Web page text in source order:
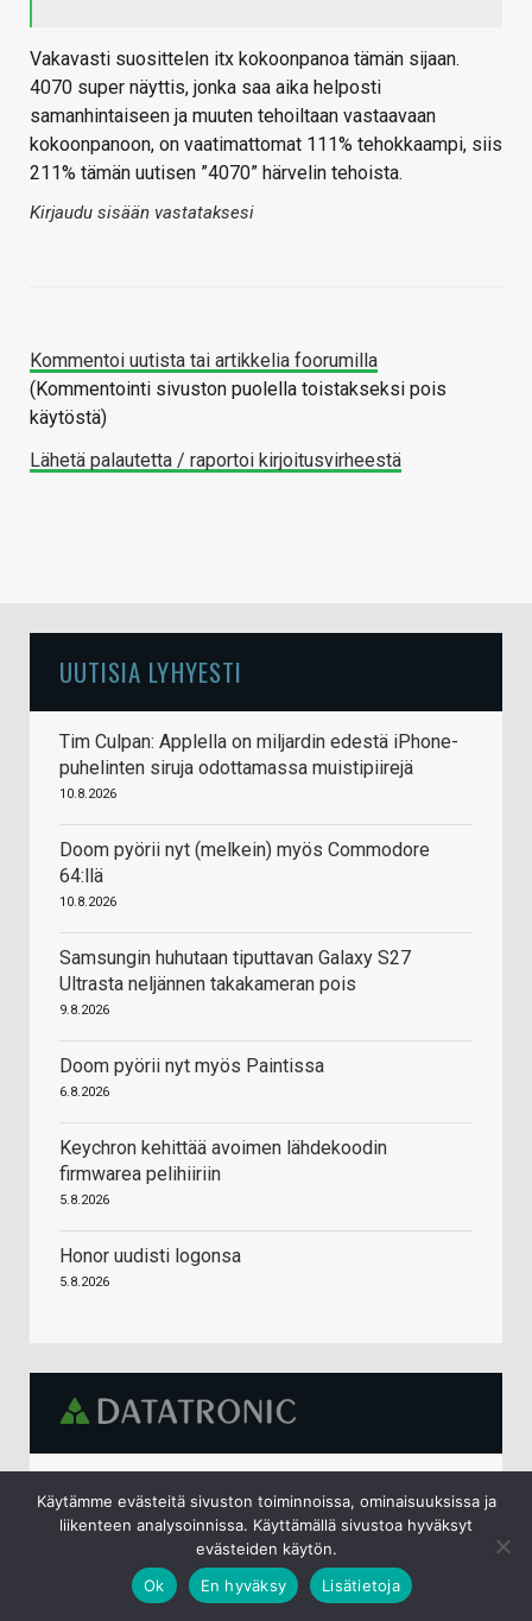
Vakavasti suosittelen itx kokoonpanoa tämän sijaan.
4070 super näyttis, jonka saa aika helposti
samanhintaiseen ja muuten tehoiltaan vastaavaan
kokoonpanoon, on vaatimattomat 111% tehokkaampi, siis
211% tämän uutisen ”4070” härvelin tehoista.
Kirjaudu sisään vastataksesi
Kommentoi uutista tai artikkelia foorumilla
(Kommentointi sivuston puolella toistakseksi pois
käytöstä)
Lähetä palautetta / raportoi kirjoitusvirheestä
UUTISIA LYHYESTI
Tim Culpan: Applella on miljardin edestä iPhone-
puhelinten siruja odottamassa muistipiirejä
10.8.2026
Doom pyörii nyt (melkein) myös Commodore
64:llä
10.8.2026
Samsungin huhutaan tiputtavan Galaxy S27
Ultrasta neljännen takakameran pois
9.8.2026
Doom pyörii nyt myös Paintissa
6.8.2026
Keychron kehittää avoimen lähdekoodin
firmwarea pelihiiriin
5.8.2026
Honor uudisti logonsa
5.8.2026
L2 & L3 Laatikko
Kingston Technology NV3 1 TB M.2 PCI Express
Käytämme evästeitä sivuston toiminnoissa, ominaisuuksissa ja
liikenteen analysoinnissa. Käyttämällä sivustoa hyväksyt
evästeiden käytön.
Ok
En hyväksy Lisätietoja